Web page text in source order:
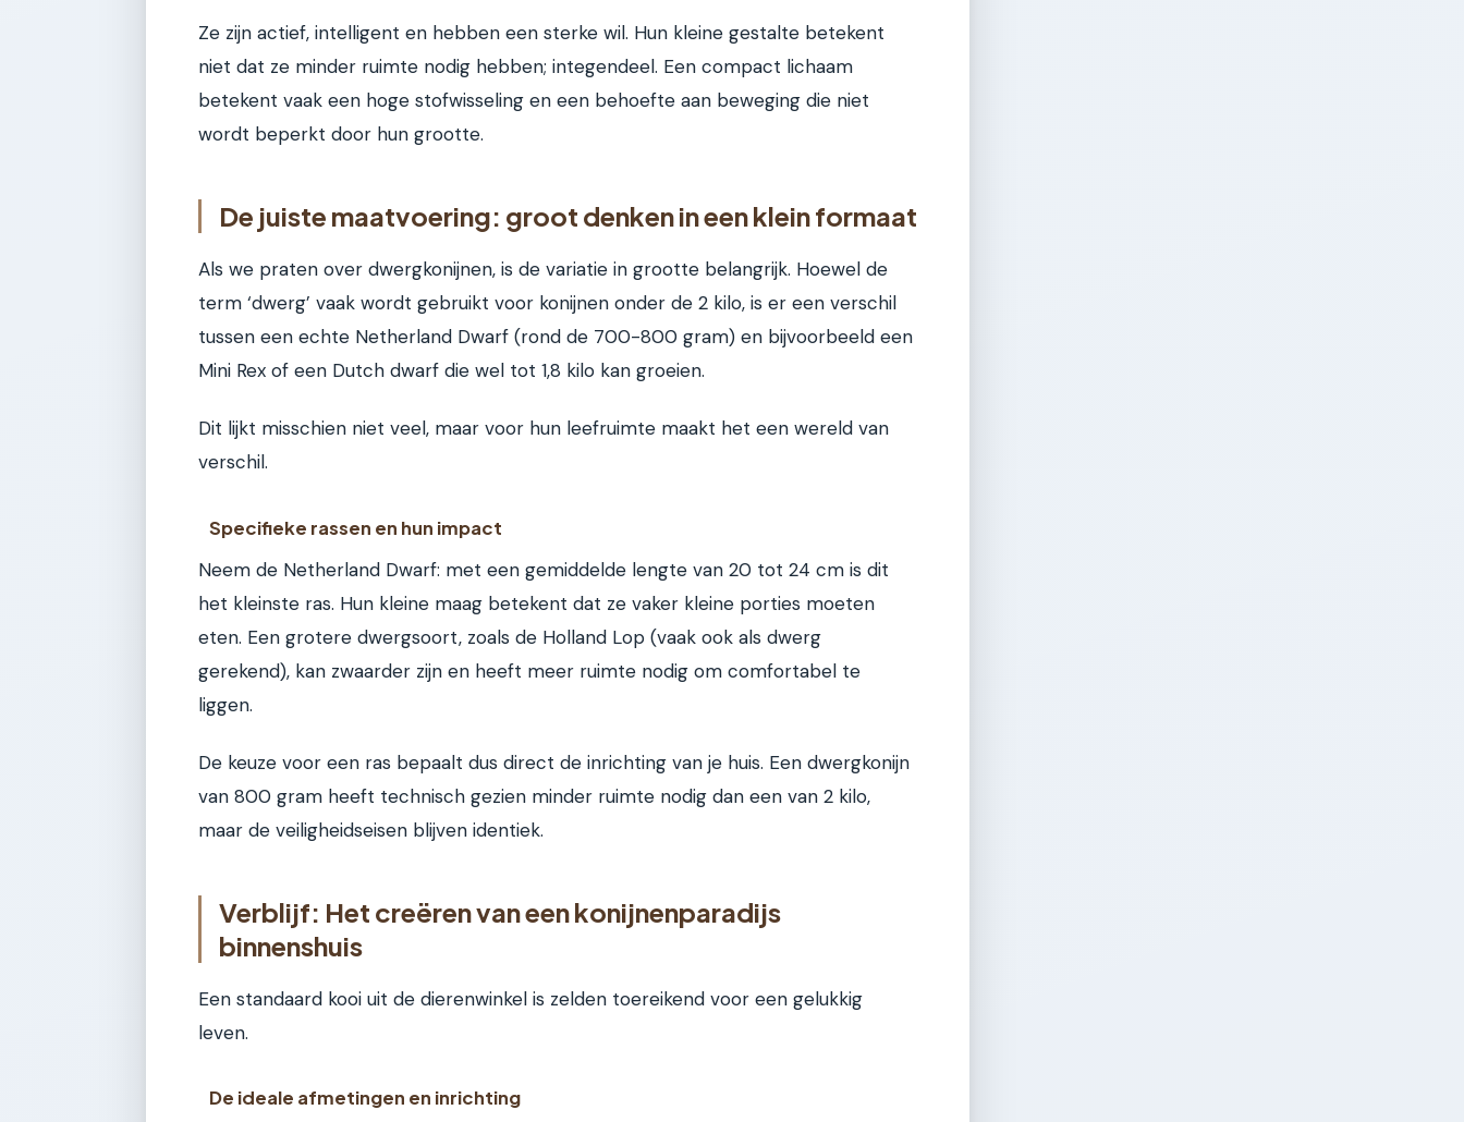
Ze zijn actief, intelligent en hebben een sterke wil. Hun kleine gestalte betekent
niet dat ze minder ruimte nodig hebben; integendeel. Een compact lichaam
betekent vaak een hoge stofwisseling en een behoefte aan beweging die niet
wordt beperkt door hun grootte.
De juiste maatvoering: groot denken in een klein formaat
Als we praten over dwergkonijnen, is de variatie in grootte belangrijk. Hoewel de
term ‘dwerg’ vaak wordt gebruikt voor konijnen onder de 2 kilo, is er een verschil
tussen een echte Netherland Dwarf (rond de 700-800 gram) en bijvoorbeeld een
Mini Rex of een Dutch dwarf die wel tot 1,8 kilo kan groeien.
Dit lijkt misschien niet veel, maar voor hun leefruimte maakt het een wereld van
verschil.
Specifieke rassen en hun impact
Neem de Netherland Dwarf: met een gemiddelde lengte van 20 tot 24 cm is dit
het kleinste ras. Hun kleine maag betekent dat ze vaker kleine porties moeten
eten. Een grotere dwergsoort, zoals de Holland Lop (vaak ook als dwerg
gerekend), kan zwaarder zijn en heeft meer ruimte nodig om comfortabel te
liggen.
De keuze voor een ras bepaalt dus direct de inrichting van je huis. Een dwergkonijn
van 800 gram heeft technisch gezien minder ruimte nodig dan een van 2 kilo,
maar de veiligheidseisen blijven identiek.
Verblijf: Het creëren van een konijnenparadijs
binnenshuis
Een standaard kooi uit de dierenwinkel is zelden toereikend voor een gelukkig
leven.
De ideale afmetingen en inrichting